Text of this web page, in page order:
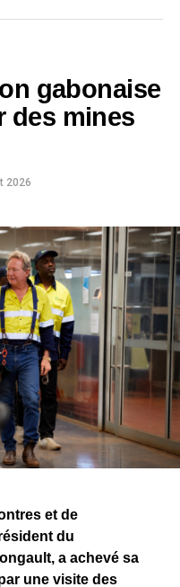
gabonaise
des mines
2026
et de
du
a achevé sa
une visite des